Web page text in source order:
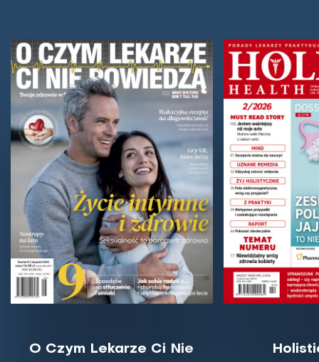
SUPLEMENTY DIETY
Kolagen UC-II®
O Czym Lekarze Ci Nie